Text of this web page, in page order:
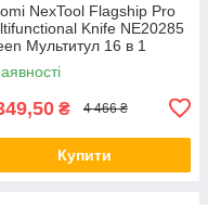
NexTool Flagship Pro
Knife NE20285
Мультитул 16 в 1
₴ 4 466 ₴
Купити